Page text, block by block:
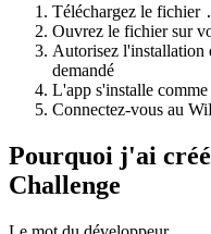
Téléchargez le fichier
Ouvrez le fichier sur
Autorisez l'installation
demandé
L'app s'installe
Connectez-vous au
Pourquoi j'ai
Challenge